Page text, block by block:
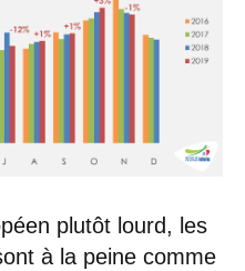
plutôt lourd, les
à la peine comme